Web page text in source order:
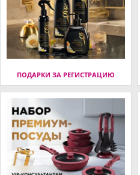
ПОДАРКИ ЗА РЕГИСТРАЦИЮ